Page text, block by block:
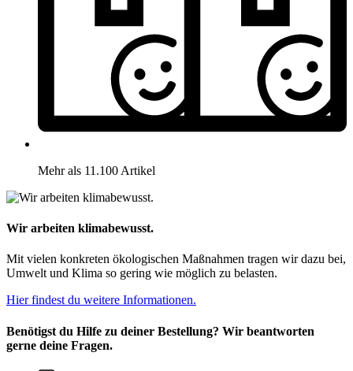
Mehr als 11.100 Artikel
Wir arbeiten klimabewusst.
Mit vielen konkreten ökologischen Maßnahmen tragen wir dazu bei,
Umwelt und Klima so gering wie möglich zu belasten.
Hier findest du weitere Informationen.
Benötigst du Hilfe zu deiner Bestellung? Wir beantworten
gerne deine Fragen.